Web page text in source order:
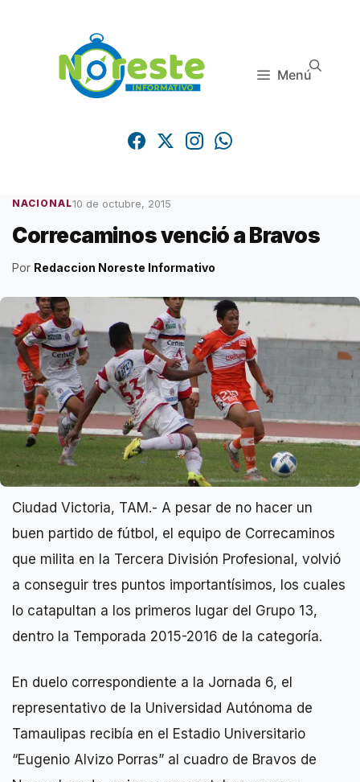
Menú
NACIONAL10 de octubre, 2015
Correcaminos venció a Bravos
Por Redaccion Noreste Informativo
Ciudad Victoria, TAM.- A pesar de no hacer un
buen partido de fútbol, el equipo de Correcaminos
que milita en la Tercera División Profesional, volvió
a conseguir tres puntos importantísimos, los cuales
lo catapultan a los primeros lugar del Grupo 13,
dentro la Temporada 2015-2016 de la categoría.
En duelo correspondiente a la Jornada 6, el
representativo de la Universidad Autónoma de
Tamaulipas recibía en el Estadio Universitario
“Eugenio Alvizo Porras” al cuadro de Bravos de